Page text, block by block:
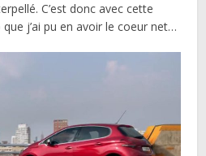
C’est donc avec cette
j’ai pu en avoir le coeur net…